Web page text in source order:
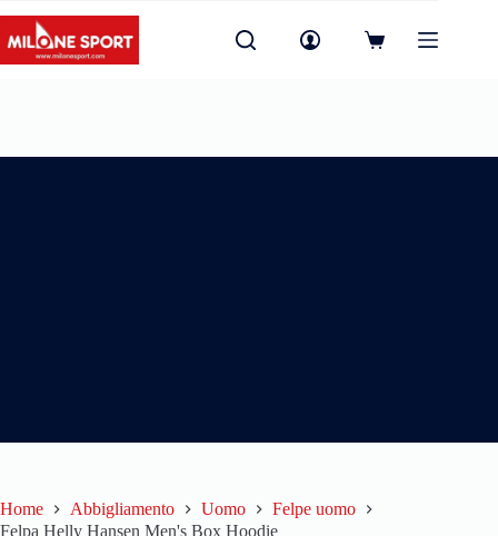
Home Abbigliamento Uomo
Felpe uomo
Felpa Helly Hansen Men's Box Hoodie